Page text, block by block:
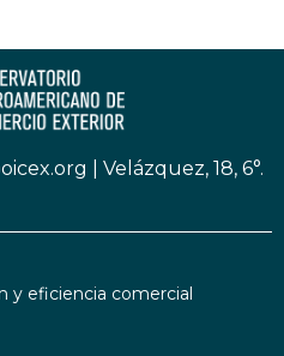
Velázquez, 18, 6°.
y eficiencia comercial